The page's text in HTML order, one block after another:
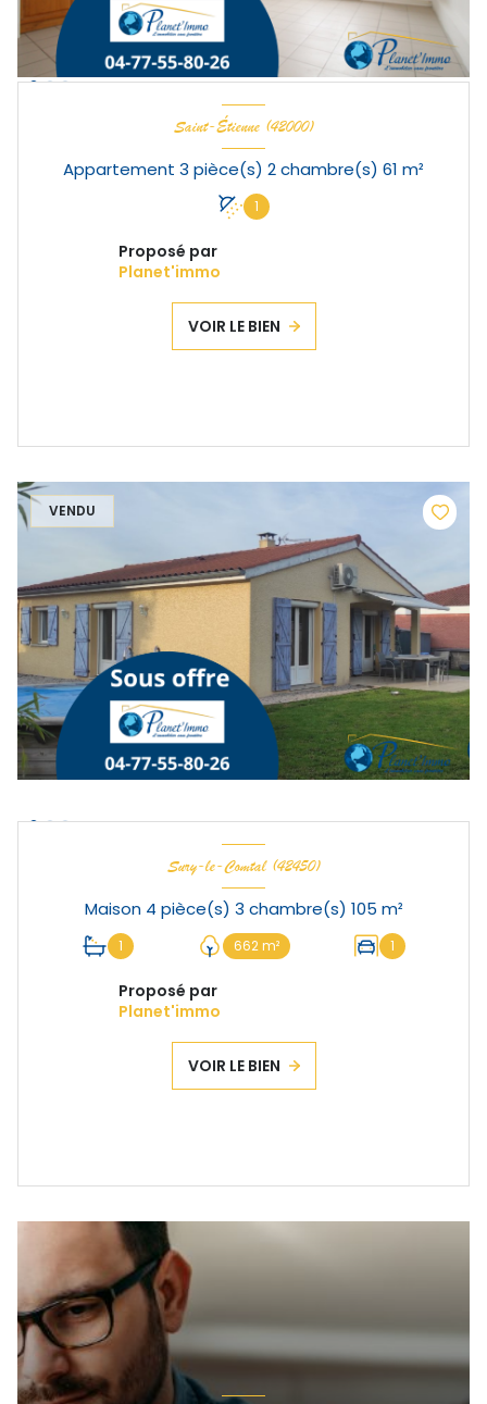
Saint-Étienne (42000)
Appartement 3 pièce(s) 2 chambre(s) 61 m²
1
Proposé par
Planet'immo
VOIR LE BIEN
VENDU
Sury-le-Comtal (42450)
Maison 4 pièce(s) 3 chambre(s) 105 m²
1 662 m² 1
Proposé par
Planet'immo
VOIR LE BIEN